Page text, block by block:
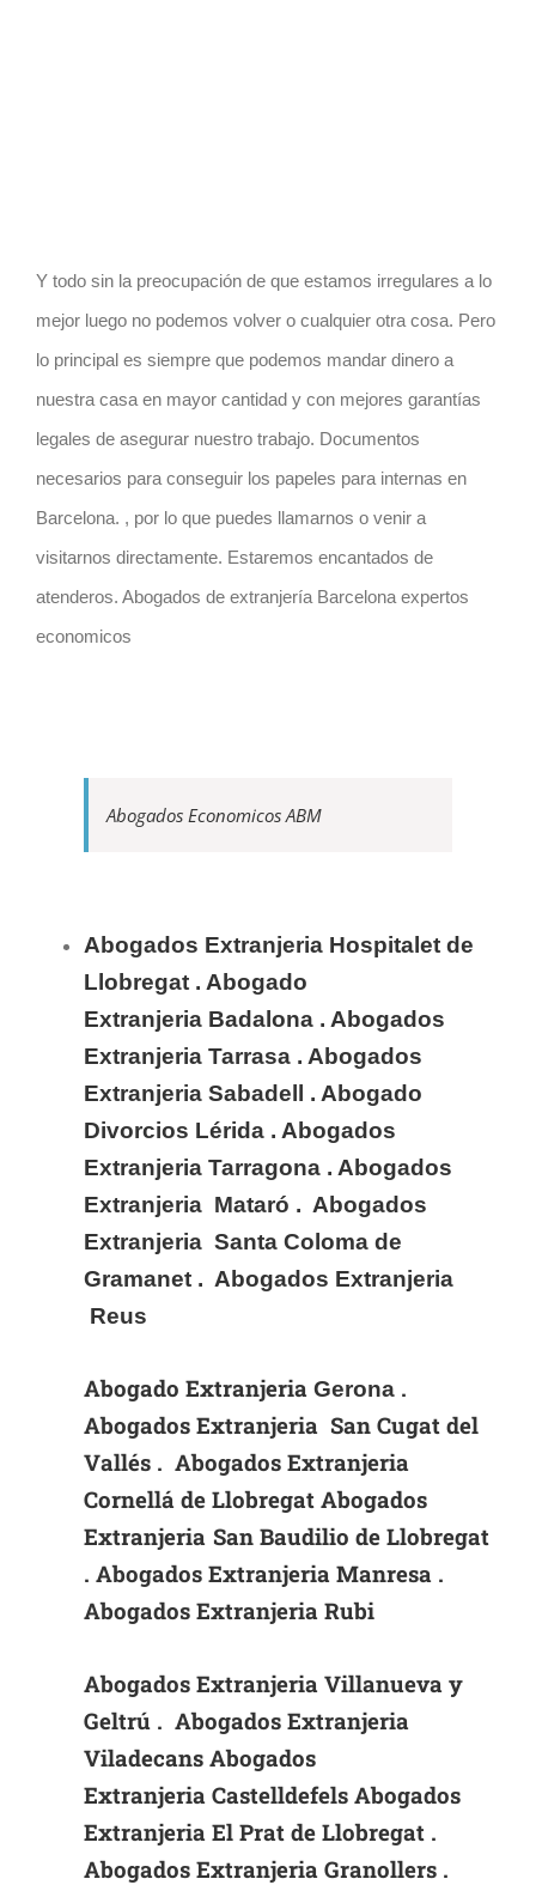
Y todo sin la preocupación de que estamos irregulares a lo
mejor luego no podemos volver o cualquier otra cosa. Pero
lo principal es siempre que podemos mandar dinero a
nuestra casa en mayor cantidad y con mejores garantías
legales de asegurar nuestro trabajo. Documentos
necesarios para conseguir los papeles para internas en
Barcelona. , por lo que puedes llamarnos o venir a
visitarnos directamente. Estaremos encantados de
atenderos. Abogados de extranjería Barcelona expertos
economicos
Abogados Economicos ABM
Abogados Extranjeria Hospitalet de
Llobregat. Abogado
Extranjeria Badalona. Abogados
Extranjeria Tarrasa. Abogados
Extranjeria Sabadell . Abogado
Divorcios Lérida. Abogados
Extranjeria Tarragona. Abogados
Extranjeria Mataró . Abogados
Extranjeria Santa Coloma de
Gramanet . Abogados Extranjeria
Reus
Abogado Extranjeria Gerona .
Abogados Extranjeria San Cugat del
Vallés . Abogados Extranjeria
Cornellá de Llobregat Abogados
Extranjeria San Baudilio de Llobregat
. Abogados Extranjeria Manresa .
Abogados Extranjeria Rubi
Abogados Extranjeria Villanueva y
Geltrú . Abogados Extranjeria
Viladecans Abogados
Extranjeria Castelldefels Abogados
Extranjeria El Prat de Llobregat .
Abogados Extranjeria Granollers .